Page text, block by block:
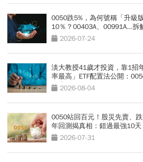
0050跌5%，為何號稱「升級
10％？00403A、00991A...拆
最抗跌？
2026-07-24
淡大教授41歲才投資，靠1招
率最高」ETF配置法公開：
好賺」
2026-08-04
0050站回百元！股災先賣、
年回測揭真相：錯過最強10
2026-07-31